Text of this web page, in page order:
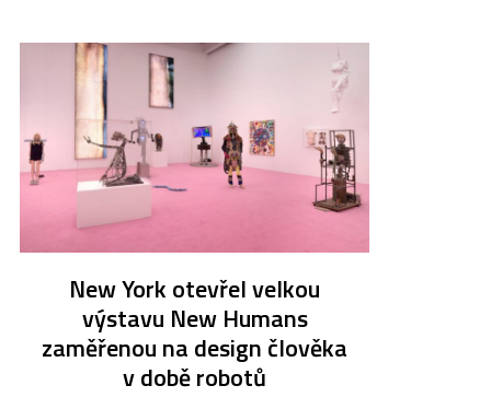
New York otevřel velkou
výstavu New Humans
zaměřenou na design člověka
v době robotů